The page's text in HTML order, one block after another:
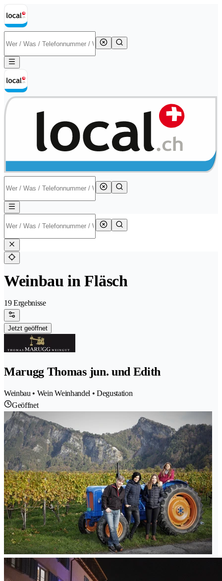
Weinbau in Fläsch
19 Ergebnisse
Jetzt geöffnet
Marugg Thomas jun. und Edith
Weinbau • Wein Weinhandel • Degustation
Geöffnet